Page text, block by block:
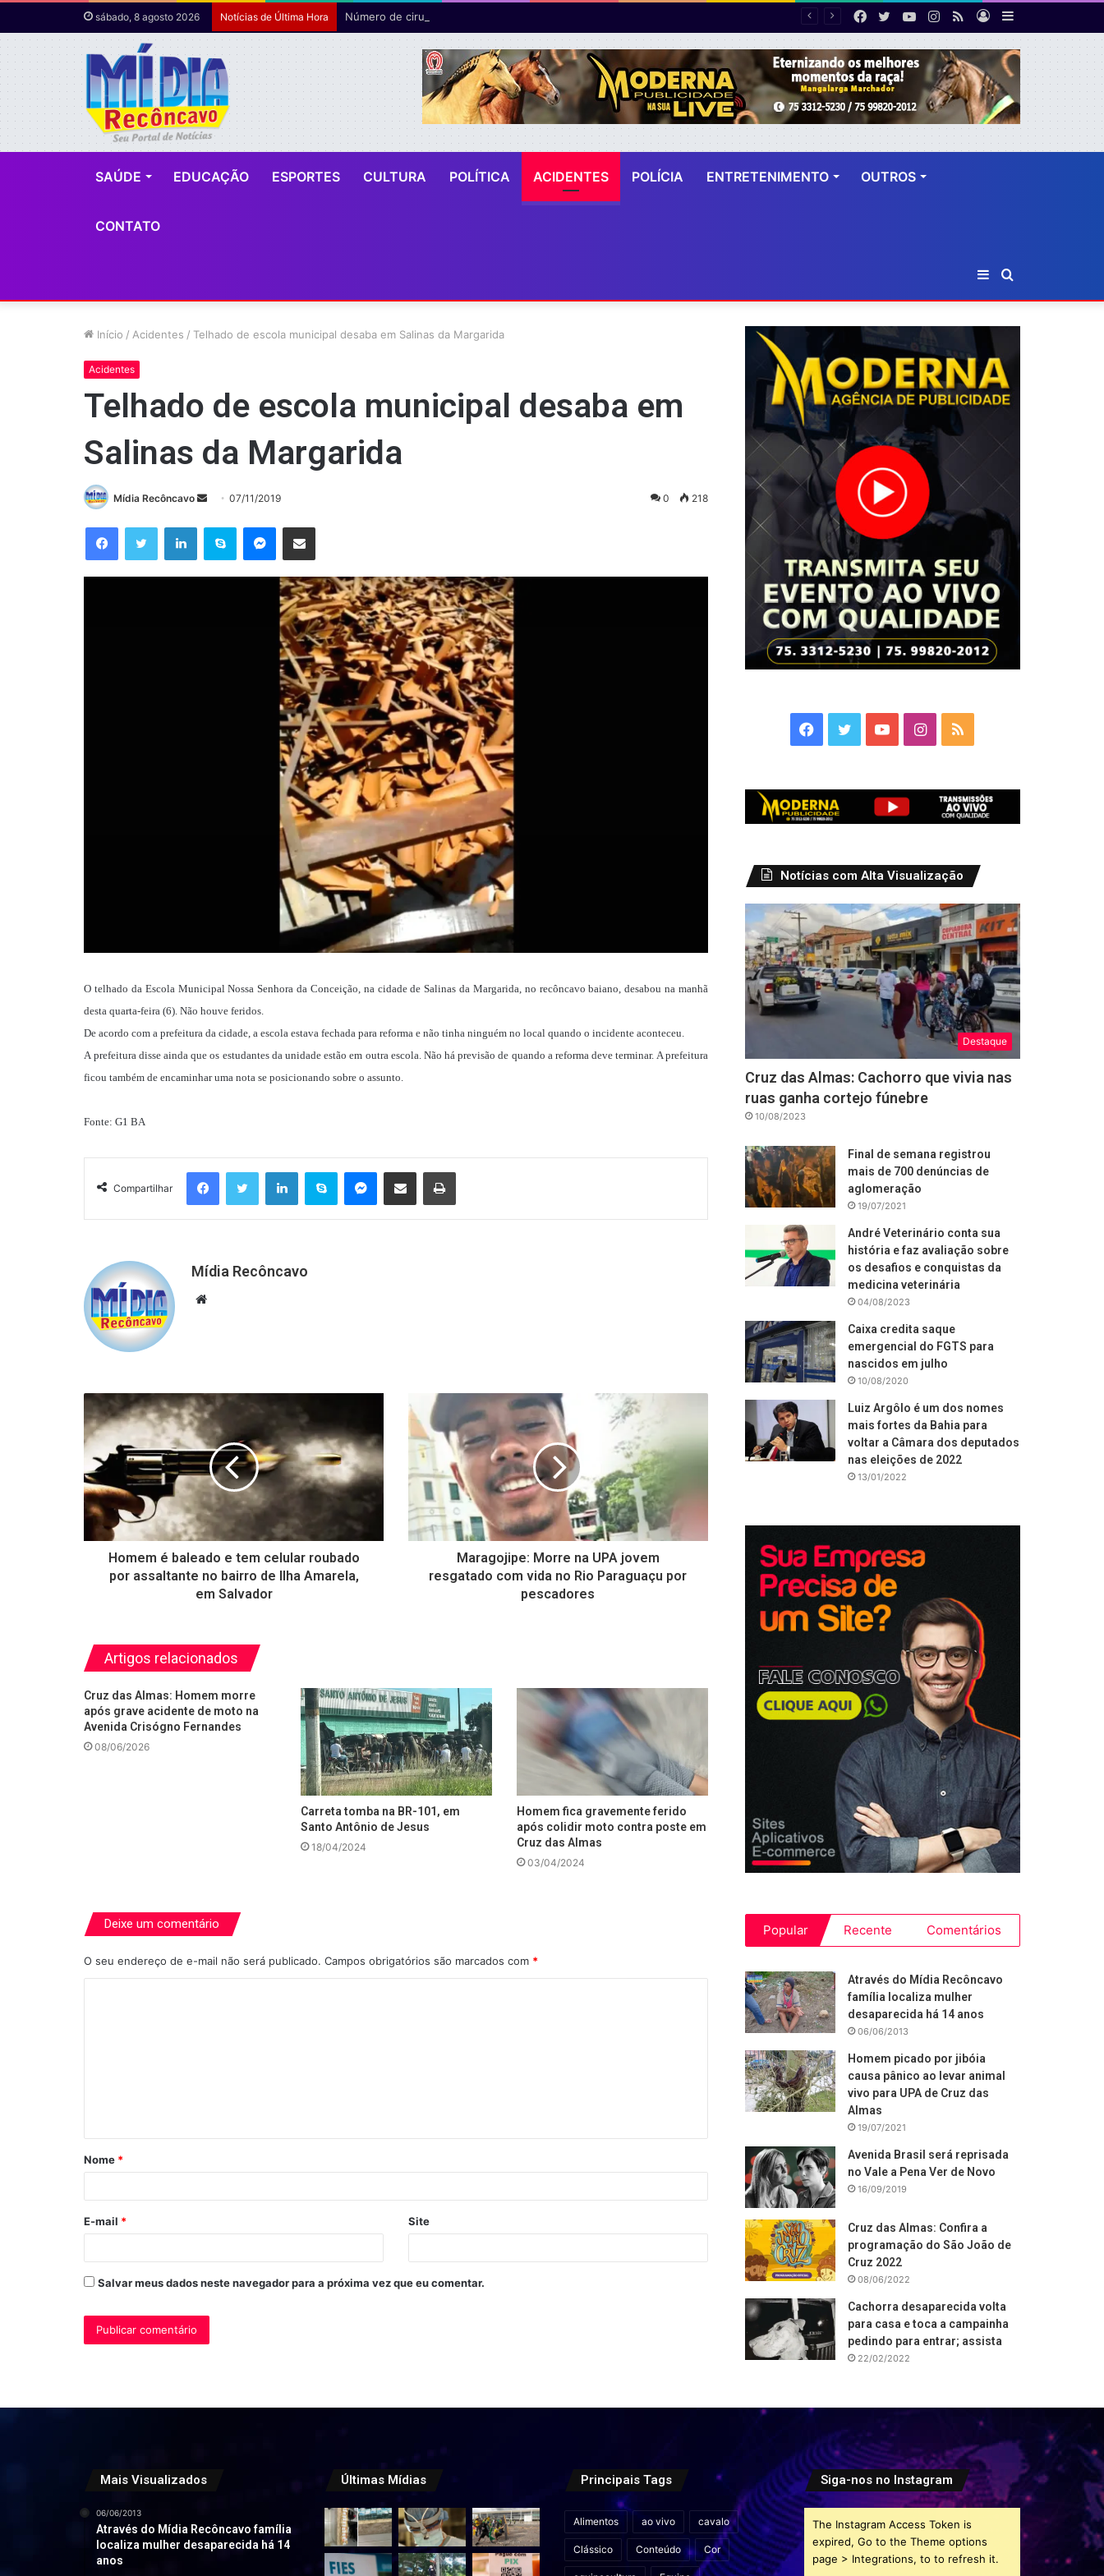
sábado, 8 agosto 2026 Notícias de Última Hora Número de cirurgias plásticas mamárias realizadas pelo SUS cresce 54% em dez anos
Barra
Lateral
Entrar
RSS
Instagram
YouTube
Twitter
Facebook
SAÚDE EDUCAÇÃO ESPORTES CULTURA POLÍTICA ACIDENTES POLÍCIA ENTRETENIMENTO OUTROS
CONTATO
por
Barra
Lateral
Início / Acidentes / Telhado de escola municipal desaba em Salinas da Margarida
Acidentes
Telhado de escola municipal desaba em
Salinas da Margarida
Mídia Recôncavo
Mande
e-
07/11/2019 0 218
FacebookTwitter LinkedinSkype Messenger
Compartilhar via e-mail
O telhado da Escola Municipal Nossa Senhora da Conceição, na cidade de Salinas da Margarida, no recôncavo baiano, desabou na manhã
desta quarta-feira (6). Não houve feridos.
De acordo com a prefeitura da cidade, a escola estava fechada para reforma e não tinha ninguém no local quando o incidente aconteceu.
A prefeitura disse ainda que os estudantes da unidade estão em outra escola. Não há previsão de quando a reforma deve terminar. A prefeitura
ficou também de encaminhar uma nota se posicionando sobre o assunto.
Fonte: G1 BA
Compartilhar
FacebookTwitter LinkedinSkype Messenger
Compartilhar via e-mail Imprimir
Mídia Recôncavo
Website
Homem é baleado e tem celular roubado
por assaltante no bairro de Ilha Amarela,
em Salvador
Maragojipe: Morre na UPA jovem
resgatado com vida no Rio Paraguaçu por
pescadores
Artigos relacionados
Cruz das Almas: Homem morre
após grave acidente de moto na
Avenida Crisógno Fernandes
08/06/2026
Carreta tomba na BR-101, em
Santo Antônio de Jesus
18/04/2024
Homem fica gravemente ferido
após colidir moto contra poste em
Cruz das Almas
03/04/2024
Deixe um comentário
O seu endereço de e-mail não será publicado. Campos obrigatórios são marcados com *
á
r
*
Nome *
E-mail * Site
Salvar meus dados neste navegador para a próxima vez que eu comentar.
Facebook
TwitterYouTubeInstagram
RSS
Notícias com Alta Visualização
Destaque
Cruz das Almas: Cachorro que vivia nas
ruas ganha cortejo fúnebre
10/08/2023
Final de semana registrou
mais de 700 denúncias de
aglomeração
19/07/2021
André Veterinário conta sua
história e faz avaliação sobre
os desafios e conquistas da
medicina veterinária
04/08/2023
Caixa credita saque
emergencial do FGTS para
nascidos em julho
10/08/2020
Luiz Argôlo é um dos nomes
mais fortes da Bahia para
voltar a Câmara dos deputados
nas eleições de 2022
13/01/2022
Popular Recente Comentários
Através do Mídia Recôncavo
família localiza mulher
desaparecida há 14 anos
06/06/2013
Homem picado por jibóia
causa pânico ao levar animal
vivo para UPA de Cruz das
Almas
19/07/2021
Avenida Brasil será reprisada
no Vale a Pena Ver de Novo
16/09/2019
Cruz das Almas: Confira a
programação do São João de
Cruz 2022
08/06/2022
Cachorra desaparecida volta
para casa e toca a campainha
pedindo para entrar; assista
22/02/2022
Mais Visualizados
06/06/2013
Através do Mídia Recôncavo família
localiza mulher desaparecida há 14
anos
Últimas Mídias Principais Tags
Alimentos ao vivo cavalo
Clássico Conteúdo Cor
Siga-nos no Instagram
The Instagram Access Token is
expired, Go to the Theme options
page > Integrations, to to refresh it.